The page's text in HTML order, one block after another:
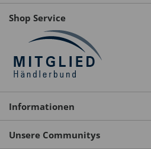
Shop Service
Informationen
Unsere Communitys